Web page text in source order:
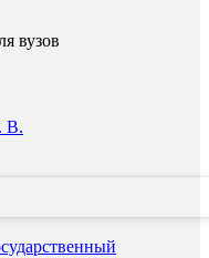
вузов
В.